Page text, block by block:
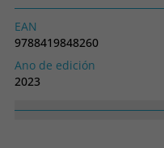
recordárselo, y para
no haber aceptado el
confundido, y ya no logro
de llamada para fastidiarla
Hace años que soy auxiliar
visto todo, pero cuando
más ególatra y arrogante
EAN
9788419848260
Ano de edición
2023